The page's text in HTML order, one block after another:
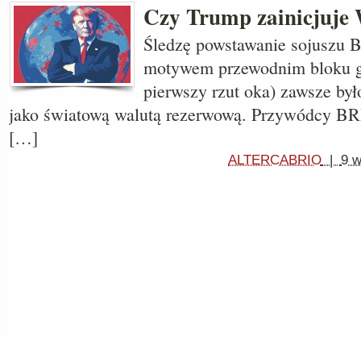
Czy Trump zainicjuje
Śledzę powstawanie sojuszu
motywem przewodnim bloku
pierwszy rzut oka) zawsze
jako światową walutą rezerwową. Przywódcy
[…]
ALTERCABRIO | 9